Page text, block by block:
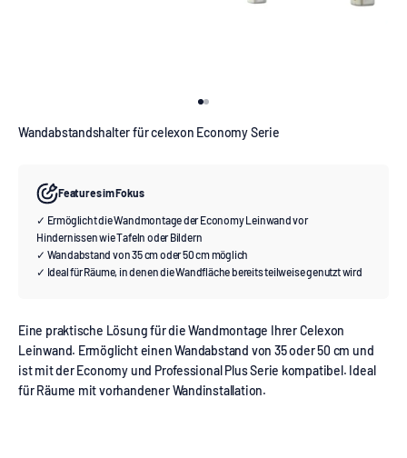
Wandabstandshalter für celexon Economy Serie
Features im Fokus
✓ Ermöglicht die Wandmontage der Economy Leinwand vor
Hindernissen wie Tafeln oder Bildern
✓ Wandabstand von 35 cm oder 50 cm möglich
✓ Ideal für Räume, in denen die Wandfläche bereits teilweise genutzt wird
Eine praktische Lösung für die Wandmontage Ihrer Celexon
Leinwand. Ermöglicht einen Wandabstand von 35 oder 50 cm und
ist mit der Economy und Professional Plus Serie kompatibel. Ideal
für Räume mit vorhandener Wandinstallation.